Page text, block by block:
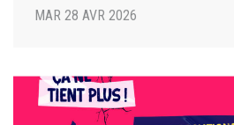
MAR 28 AVR 2026